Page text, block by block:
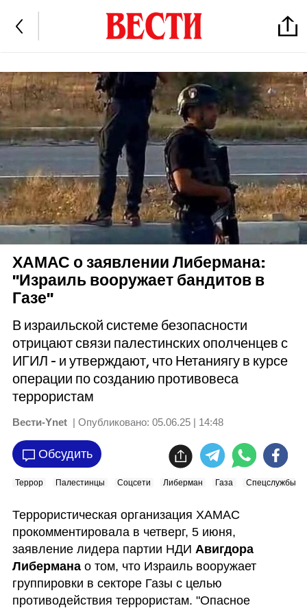
ХАМАС о заявлении Либермана:
"Израиль вооружает бандитов в
Газе"
В израильской системе безопасности
отрицают связи палестинских ополченцев с
ИГИЛ - и утверждают, что Нетаниягу в курсе
операции по созданию противовеса
террористам
Вести-Ynet | Опубликовано: 05.06.25 | 14:48
Обсудить
Террор Палестинцы Соцсети Либерман Газа Спецслужбы
Террористическая организация ХАМАС
прокомментировала в четверг, 5 июня,
заявление лидера партии НДИ Авигдора
Либермана о том, что Израиль вооружает
группировки в секторе Газы с целью
противодействия террористам. "Опасное